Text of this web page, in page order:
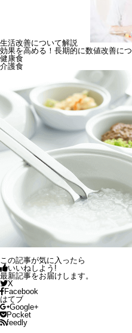
生活改善について解説
効果を高める！長期的に数値改善に
健康食
介護食
この記事が気に入ったら
いいねしよう!
最新記事をお届けします。
X
Facebook
はてブ
Google+
Pocket
feedly